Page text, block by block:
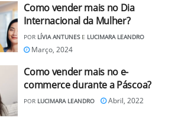
Como vender mais no Dia
Internacional da Mulher?
POR LÍVIA ANTUNESE LUCIMARA LEANDRO
Março, 2024
Como vender mais no e-
commerce durante a Páscoa?
POR LUCIMARA LEANDRO Abril, 2022